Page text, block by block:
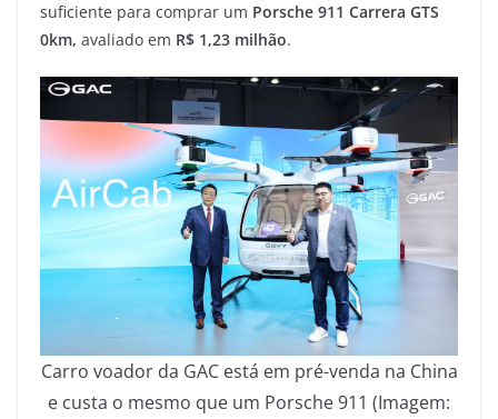
suficiente para comprar um Porsche 911 Carrera GTS
0km, avaliado em R$ 1,23 milhão.
Carro voador da GAC está em pré-venda na China
e custa o mesmo que um Porsche 911 (Imagem: